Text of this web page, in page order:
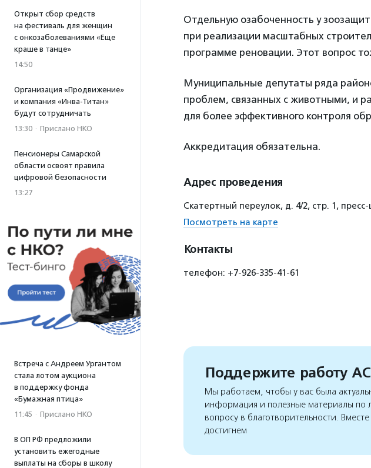
Открыт сбор средств
на фестиваль для женщин
с онкозаболеваниями «Еще
краше в танце»
14:50
Организация «Продвижение»
и компания «Инва-Титан»
будут сотрудничать
13:30 · Прислано НКО
Пенсионеры Самарской
области освоят правила
цифровой безопасности
13:27
Встреча с Андреем Ургантом
стала лотом аукциона
в поддержку фонда
«Бумажная птица»
11:45 · Прислано НКО
В ОП РФ предложили
установить ежегодные
выплаты на сборы в школу
Отдельную озабоченность у
при реализации масштабных
программе реновации. Этот вопрос
Муниципальные депутаты ряда
проблем, связанных с животными, и
для более эффективного контроля
Аккредитация обязательна.
Адрес проведения
Скатертный переулок, д. 4/2, стр. 1,
Посмотреть на карте
Контакты
телефон: +7-926-335-41-61
Поддержите работу
Мы работаем, чтобы у вас была
информация и полезные материалы по
вопросу в благотворительности.
достигнем